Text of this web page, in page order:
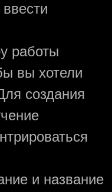
работы
вы хотели
создания
и название